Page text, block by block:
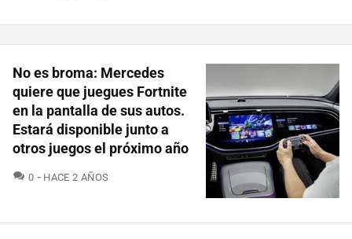
No es broma: Mercedes
quiere que juegues Fortnite
en la pantalla de sus autos.
Estará disponible junto a
otros juegos el próximo año
0 COMENTARIOS
HACE 2 AÑOS